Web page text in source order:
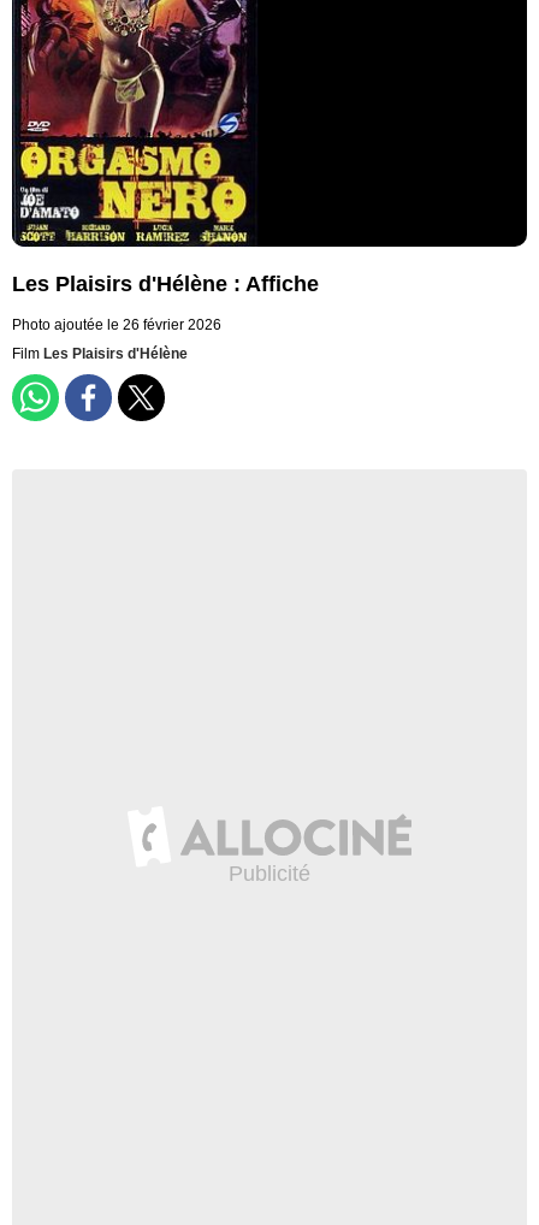
Les Plaisirs d'Hélène : Affiche
Photo ajoutée le 26 février 2026
Film Les Plaisirs d'Hélène